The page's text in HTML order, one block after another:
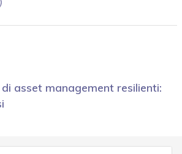
asset management resilienti: